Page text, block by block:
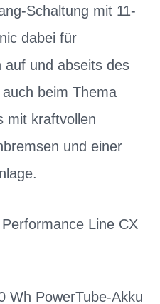
Schaltung mit 11-
dabei für
auf und abseits des
beim Thema
mit kraftvollen
und einer
Line CX
Wh PowerTube-Akku